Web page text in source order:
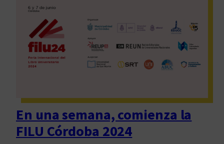
En una semana, comienza la
FILU Córdoba 2024